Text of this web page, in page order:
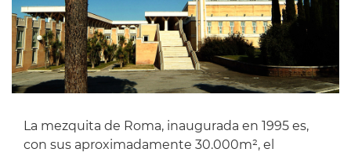
La mezquita de Roma, inaugurada en 1995 es,
con sus aproximadamente 30.000m², el